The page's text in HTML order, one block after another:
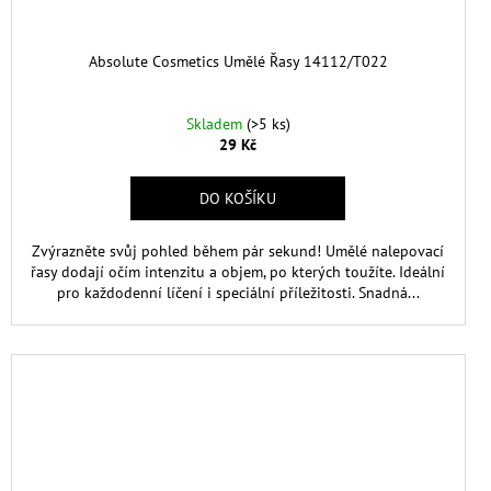
Absolute Cosmetics Umělé Řasy 14112/T022
Skladem (>5 ks)
29 Kč
DO KOŠÍKU
Zvýrazněte svůj pohled během pár sekund! Umělé nalepovací
řasy dodají očím intenzitu a objem, po kterých toužíte. Ideální
pro každodenní líčení i speciální příležitosti. Snadná...